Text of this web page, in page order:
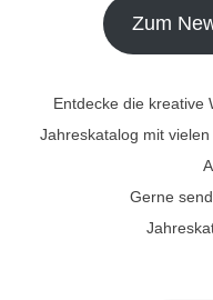
Zum
Entdecke die kreative
Jahreskatalog mit
Gerne